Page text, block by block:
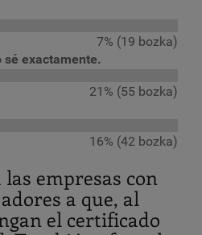
7% (19 bozka)
sé exactamente.
21% (55 bozka)
16% (42 bozka)
las empresas con
a que, al
el certificado